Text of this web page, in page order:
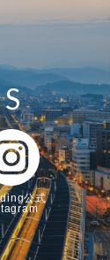
公式